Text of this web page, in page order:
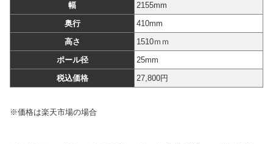
幅
2155mm
奥行
410mm
高さ
1510ｍｍ
ポール径
25mm
税込価格
27,800円
※価格は楽天市場の場合